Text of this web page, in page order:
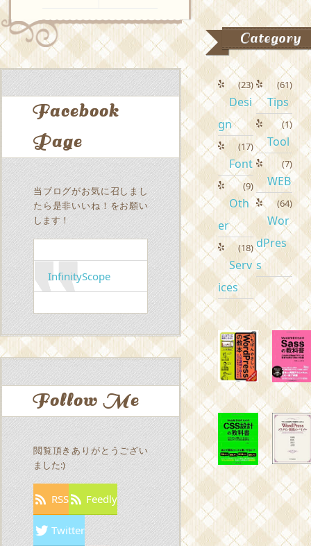
Facebook
Page
当ブログがお気に召しまし
たら是非いいね！をお願い
します！
InfinityScope
Follow Me
閲覧頂きありがとうござい
ました:)
RSS Feedly
Twitter
Category
Desi
gn
(23)
Font
(17)
Oth
er
(9)
Serv
ices
(18)
Tips
(61)
Tool
(1)
WEB
(7)
Wor
dPres
s
(64)